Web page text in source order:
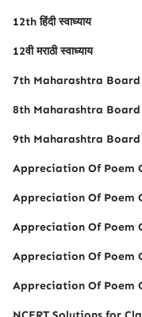
12th हिंदी स्वाध्याय
12वी मराठी स्वाध्याय
7th Maharashtra
8th Maharashtra
9th Maharashtra
Appreciation Of Poem
Appreciation Of Poem
Appreciation Of Poem
Appreciation Of Poem
Appreciation Of Poem